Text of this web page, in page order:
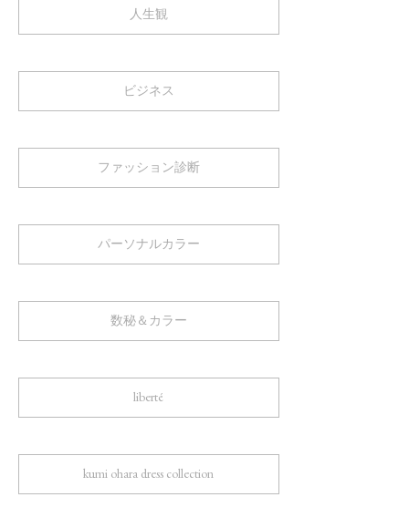
人生観
ビジネス
ファッション診断
パーソナルカラー
数秘＆カラー
liberté
kumi ohara dress collection